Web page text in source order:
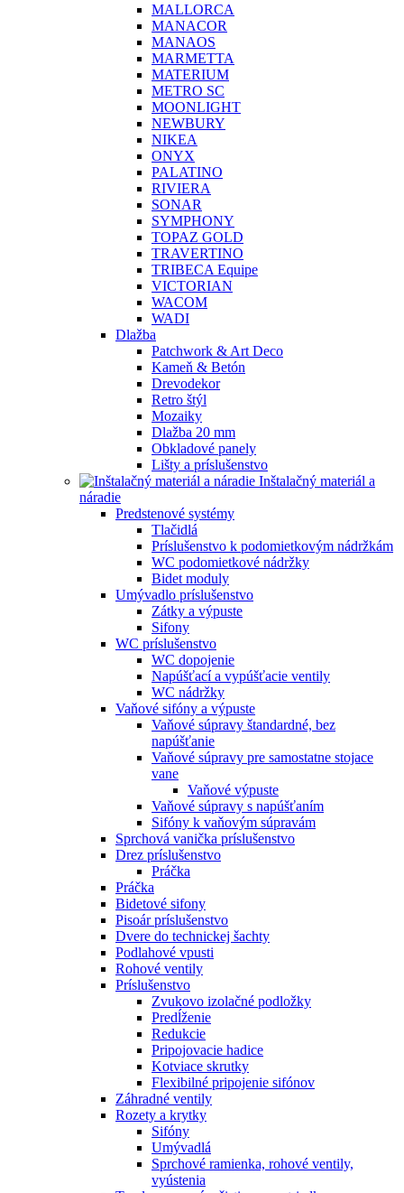
MALLORCA
MANACOR
MANAOS
MARMETTA
MATERIUM
METRO SC
MOONLIGHT
NEWBURY
NIKEA
ONYX
PALATINO
RIVIERA
SONAR
SYMPHONY
TOPAZ GOLD
TRAVERTINO
TRIBECA Equipe
VICTORIAN
WACOM
WADI
Dlažba
Patchwork & Art Deco
Kameň & Betón
Drevodekor
Retro štýl
Mozaiky
Dlažba 20 mm
Obkladové panely
Lišty a príslušenstvo
Inštalačný materiál a
náradie
Predstenové systémy
Tlačidlá
Príslušenstvo k podomietkovým nádržkám
WC podomietkové nádržky
Bidet moduly
Umývadlo príslušenstvo
Zátky a výpuste
Sifony
WC príslušenstvo
WC dopojenie
Napúšťací a vypúšťacie ventily
WC nádržky
Vaňové sifóny a výpuste
Vaňové súpravy štandardné, bez
napúšťanie
Vaňové súpravy pre samostatne stojace
vane
Vaňové výpuste
Vaňové súpravy s napúšťaním
Sifóny k vaňovým súpravám
Sprchová vanička príslušenstvo
Drez príslušenstvo
Práčka
Práčka
Bidetové sifony
Pisoár príslušenstvo
Dvere do technickej šachty
Podlahové vpusti
Rohové ventily
Príslušenstvo
Zvukovo izolačné podložky
Predĺženie
Redukcie
Pripojovacie hadice
Kotviace skrutky
Flexibilné pripojenie sifónov
Záhradné ventily
Rozety a krytky
Sifóny
Umývadlá
Sprchové ramienka, rohové ventily,
vyústenia